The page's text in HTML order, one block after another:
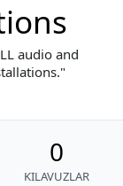
audio and
0
KILAVUZLAR